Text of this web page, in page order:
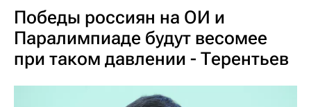
Победы россиян на ОИ и
Паралимпиаде будут весомее
при таком давлении - Терентьев